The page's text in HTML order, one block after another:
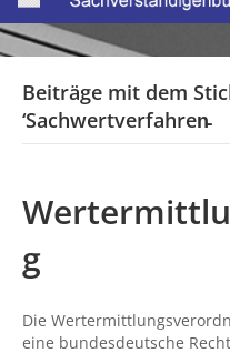
Beiträge mit dem
‘Sachwertverfahren̵
g
Die
eine bundesdeutsche